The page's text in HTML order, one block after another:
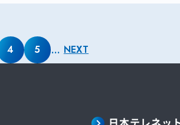
4 5 … NEXT